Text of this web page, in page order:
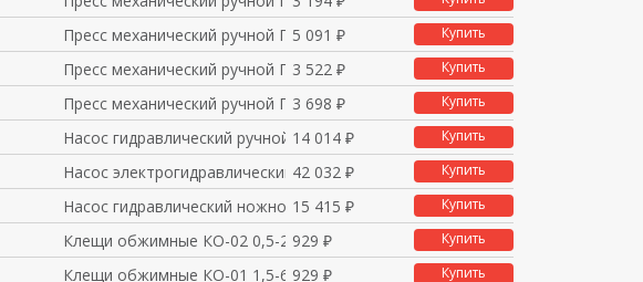
Пресс механический ручной ПМР-5 091 ₽ Купить
Пресс механический ручной ПМР-3 522 ₽ Купить
Пресс механический ручной ПМР-3 698 ₽ Купить
Насос гидравлический ручной НГ14 014 ₽ Купить
Насос электрогидравлический НГ42 032 ₽ Купить
Насос гидравлический ножной НГ15 415 ₽ Купить
Клещи обжимные КО-02 0,5-2,5мм
929 ₽ Купить
Клещи обжимные КО-01 1,5-6мм И
929 ₽ Купить